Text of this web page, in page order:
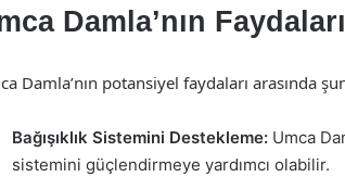
Damla’nın Faydaları
Damla’nın potansiyel faydaları arasında
Bağışıklık Sistemini Destekleme: Umca
sistemini güçlendirmeye yardımcı olabilir.